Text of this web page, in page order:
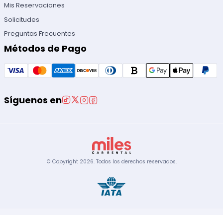
Mis Reservaciones
Solicitudes
Preguntas Frecuentes
Métodos de Pago
Síguenos en
© Copyright 2026. Todos los derechos reservados.